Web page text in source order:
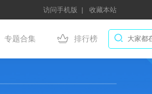
访问手机版 收藏本站
专题合集 排行榜